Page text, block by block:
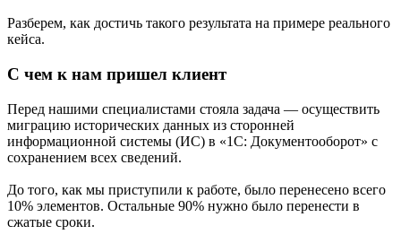
Разберем, как достичь такого результата на примере реального
кейса.
С чем к нам пришел клиент
Перед нашими специалистами стояла задача — осуществить
миграцию исторических данных из сторонней
информационной системы (ИС) в «1С: Документооборот» с
сохранением всех сведений.
До того, как мы приступили к работе, было перенесено всего
10% элементов. Остальные 90% нужно было перенести в
сжатые сроки.